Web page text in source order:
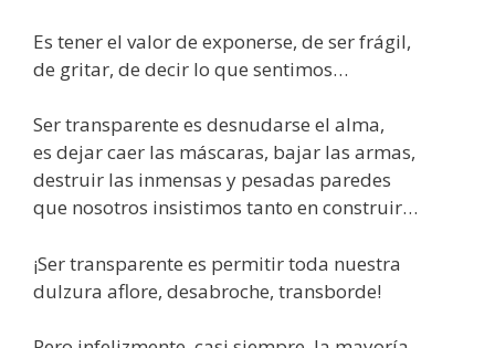
Es tener el valor de exponerse, de ser frágil,
de gritar, de decir lo que sentimos…
Ser transparente es desnudarse el alma,
es dejar caer las máscaras, bajar las armas,
destruir las inmensas y pesadas paredes
que nosotros insistimos tanto en construir…
¡Ser transparente es permitir toda nuestra
dulzura aflore, desabroche, transborde!